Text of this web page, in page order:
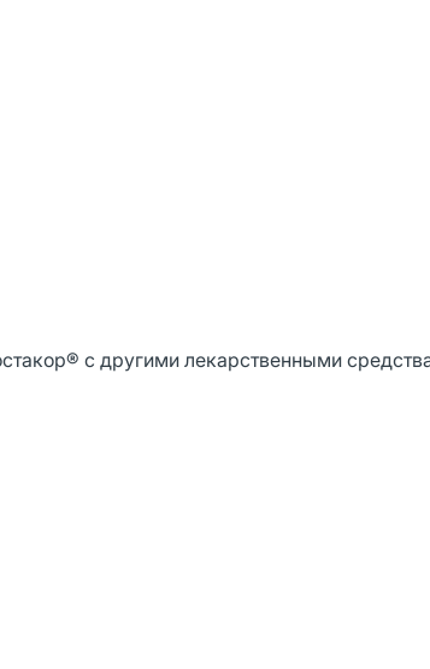
с другими лекарственными